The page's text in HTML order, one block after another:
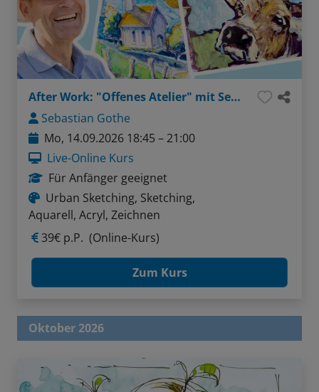
After Work: "Offenes Atelier" mit Sebastian - Thema: Menschen in Bewegung sketchen (Liner / Pinselstifte / Aquarellfarben)
Sebastian Gothe
Mo, 14.09.2026 18:45 – 21:00
Live-Online Kurs
Für Anfänger geeignet
Urban Sketching, Sketching,
Aquarell, Acryl, Zeichnen
39€ p.P. (Online-Kurs)
Zum Kurs
Oktober 2026